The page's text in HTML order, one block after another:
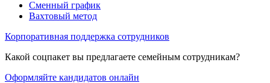
Сменный график
Вахтовый метод
Корпоративная поддержка сотрудников
Какой соцпакет вы предлагаете семейным сотрудникам?
Оформляйте кандидатов онлайн